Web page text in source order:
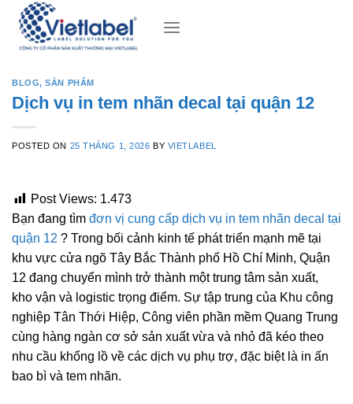
Skip
content
BLOG,SẢN PHẨM
Dịch vụ in tem nhãn decal tại quận 12
POSTED ON 25 THÁNG 1, 2026 BY VIETLABEL
Post Views: 1.473
Bạn đang tìm đơn vị cung cấp dịch vụ in tem nhãn decal tại
quận 12 ? Trong bối cảnh kinh tế phát triển mạnh mẽ tại
khu vực cửa ngõ Tây Bắc Thành phố Hồ Chí Minh, Quận
12 đang chuyển mình trở thành một trung tâm sản xuất,
kho vận và logistic trọng điểm. Sự tập trung của Khu công
nghiệp Tân Thới Hiệp, Công viên phần mềm Quang Trung
cùng hàng ngàn cơ sở sản xuất vừa và nhỏ đã kéo theo
nhu cầu khổng lồ về các dịch vụ phụ trợ, đặc biệt là in ấn
bao bì và tem nhãn.